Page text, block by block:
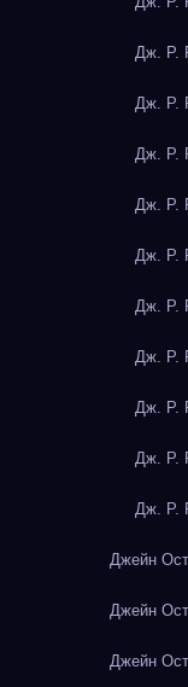
Дж. Р.
Дж. Р.
Дж. Р.
Дж. Р.
Дж. Р.
Дж. Р.
Дж. Р.
Дж. Р.
Дж. Р.
Дж. Р.
Джейн
Джейн
Джейн